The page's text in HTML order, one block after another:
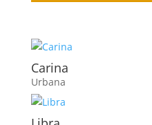
Carina
Urbana